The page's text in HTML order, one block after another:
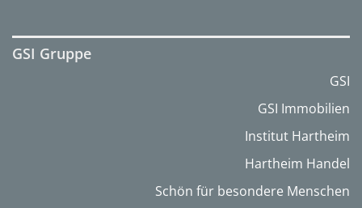
GSI Gruppe
GSI
GSI Immobilien
Institut Hartheim
Hartheim Handel
Schön für besondere Menschen